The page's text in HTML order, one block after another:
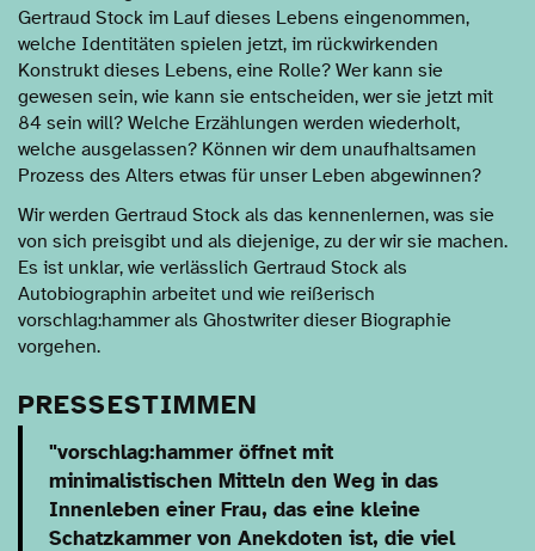
Gertraud Stock im Lauf dieses Lebens eingenommen,
welche Identitäten spielen jetzt, im rückwirkenden
Konstrukt dieses Lebens, eine Rolle? Wer kann sie
gewesen sein, wie kann sie entscheiden, wer sie jetzt mit
84 sein will? Welche Erzählungen werden wiederholt,
welche ausgelassen? Können wir dem unaufhaltsamen
Prozess des Alters etwas für unser Leben abgewinnen?
Wir werden Gertraud Stock als das kennenlernen, was sie
von sich preisgibt und als diejenige, zu der wir sie machen.
Es ist unklar, wie verlässlich Gertraud Stock als
Autobiographin arbeitet und wie reißerisch
vorschlag:hammer als Ghostwriter dieser Biographie
vorgehen.
PRESSESTIMMEN
"vorschlag:hammer öffnet mit
minimalistischen Mitteln den Weg in das
Innenleben einer Frau, das eine kleine
Schatzkammer von Anekdoten ist, die viel